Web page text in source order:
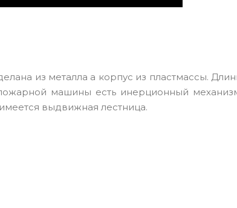
из металла а корпус из пластмассы.
машины есть инерционный
выдвижная лестница.